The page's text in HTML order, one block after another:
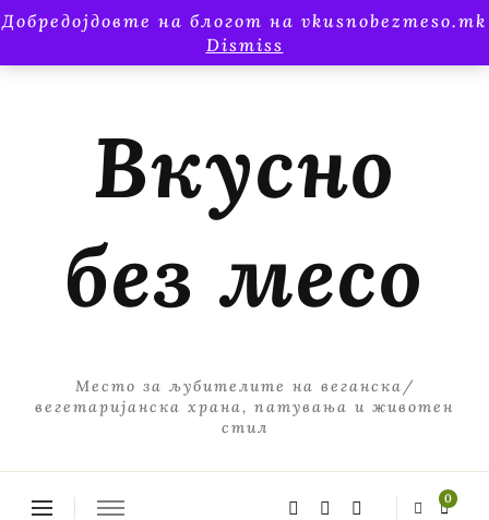
Добредојдовте на блогот на vkusnobezmeso.mk
Dismiss
Вкусно
без месо
Место за љубителите на веганска/
вегетаријанска храна, патувања и животен
стил
0